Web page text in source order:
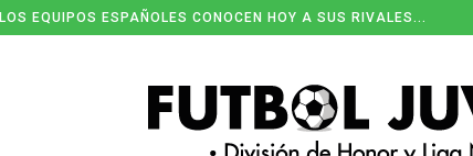
LOS EQUIPOS ESPAÑOLES CONOCEN HOY A SUS RIVALES...